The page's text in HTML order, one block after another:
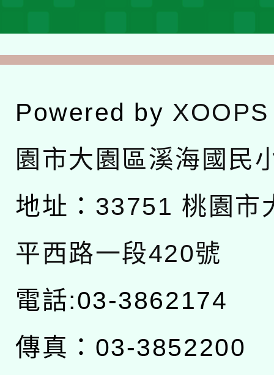
Powered by XOOPS
園市大園區溪海國民
地址： 33751 桃園市
平西路一段420號
電話:03-3862174
傳真：03-3852200